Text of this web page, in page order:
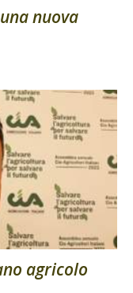
nuova
agricolo